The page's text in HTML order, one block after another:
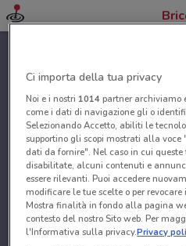
Ci importa della tua privacy
Noi e i nostri 1014partner archiviamo
come i dati di navigazione gli o
Selezionando Accetto, abiliti le
supportino gli scopi mostrati alla
dati da fornire". Nel caso in cui queste
disabilitate, alcuni contenuti e
essere rilevanti. Puoi accedere
modificare le tue scelte o per
Mostra finalità in fondo alla pagina
contesto del nostro Sito web. Per
l'Informativa sulla privacy.Privacy